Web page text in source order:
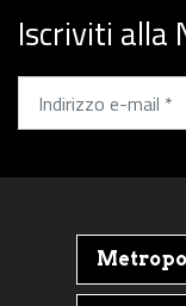
Iscriviti alla